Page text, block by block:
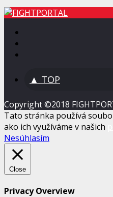
▲ TOP
Copyright ©2018
Tato stránka používá
ako ich využíváme v našich
Nesúhlasím
Close
Privacy Overview